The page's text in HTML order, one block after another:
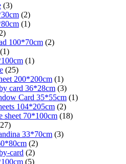
(3)
(2)
(1)
100*70cm (2)
(1)
(1)
(25)
200*200cm (1)
card 36*28cm (3)
Card 35*55cm (1)
104*205cm (2)
sheet 70*100cm (18)
33*70cm (3)
(2)
card (2)
(5)